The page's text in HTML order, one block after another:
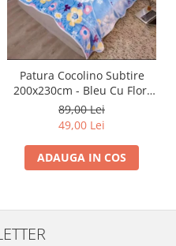
Patura Cocolino Subtire
200x230cm - Bleu Cu Flori
Vesele
89,00 Lei
49,00 Lei
ADAUGA IN COS